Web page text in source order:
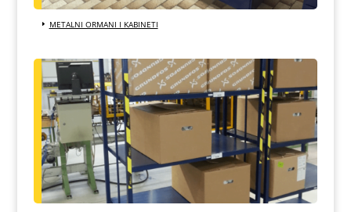
METALNI ORMANI I KABINETI